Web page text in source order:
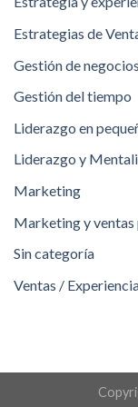
Estrategias de
Gestión de negocios
Gestión del tiempo
Liderazgo en
Liderazgo y
Marketing
Marketing y ventas
Sin categoría
Ventas /